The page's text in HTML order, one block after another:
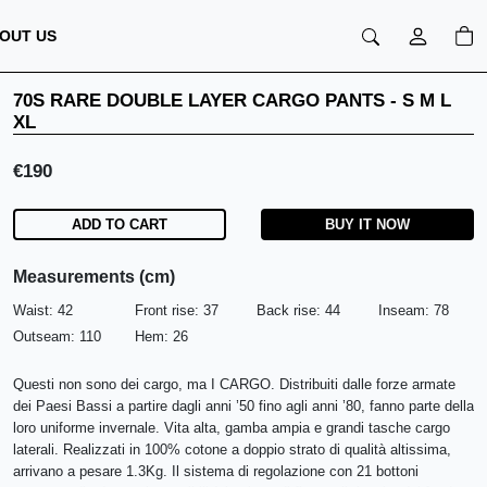
US
70S RARE DOUBLE LAYER CARGO PANTS - S M L
XL
€190
ADD TO CART BUY IT NOW
Measurements (cm)
Waist: 42 Front rise: 37 Back rise: 44 Inseam: 78
Outseam: 110 Hem: 26
Questi non sono dei cargo, ma I CARGO. Distribuiti dalle forze armate
dei Paesi Bassi a partire dagli anni ’50 fino agli anni ’80, fanno parte della
loro uniforme invernale. Vita alta, gamba ampia e grandi tasche cargo
laterali. Realizzati in 100% cotone a doppio strato di qualità altissima,
arrivano a pesare 1.3Kg. Il sistema di regolazione con 21 bottoni